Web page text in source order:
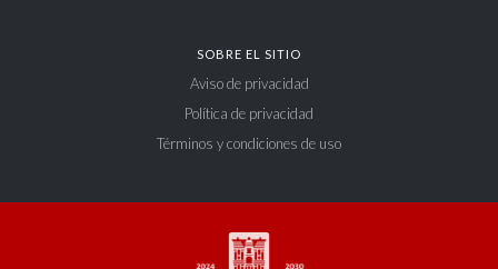
SOBRE EL SITIO
Aviso de privacidad
Política de privacidad
Términos y condiciones de uso